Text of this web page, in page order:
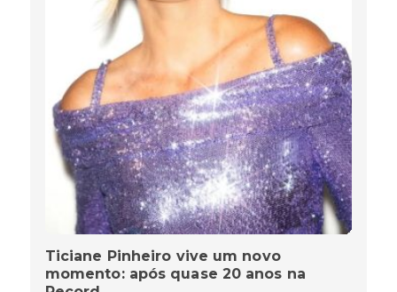
Ticiane Pinheiro vive um novo
momento: após quase 20 anos na